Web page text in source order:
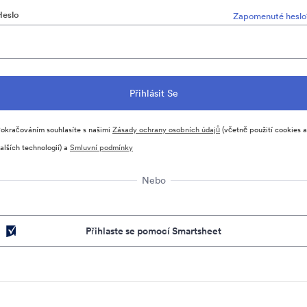
Zapomenuté
souhlasíte s našimi Zásady ochrany osobních údajů(včetně použití cookies a
technologií) a Smluvní podmínky
Nebo
Přihlaste se pomocí Smartsheet